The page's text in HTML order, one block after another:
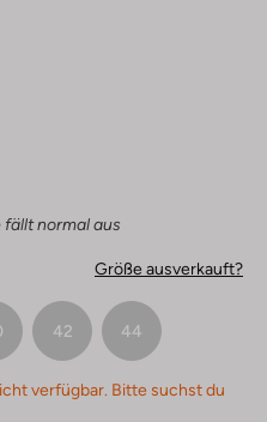
fällt normal aus
Größe ausverkauft?
42 44
verfügbar. Bitte suchst du